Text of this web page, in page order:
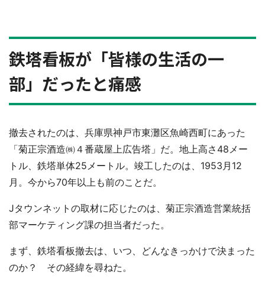
鉄塔看板が「皆様の生活の一
部」だったと痛感
撤去されたのは、兵庫県神戸市東灘区魚崎西町にあった
「菊正宗酒造㈱４番蔵屋上広告塔」だ。地上高さ48メー
トル、鉄塔単体25メートル。竣工したのは、1953月12
月。今から70年以上も前のことだ。
Jタウンネットの取材に応じたのは、菊正宗酒造営業統括
部マーケティング課の担当者だった。
まず、鉄塔看板撤去は、いつ、どんなきっかけで決まった
のか？ その経緯を尋ねた。